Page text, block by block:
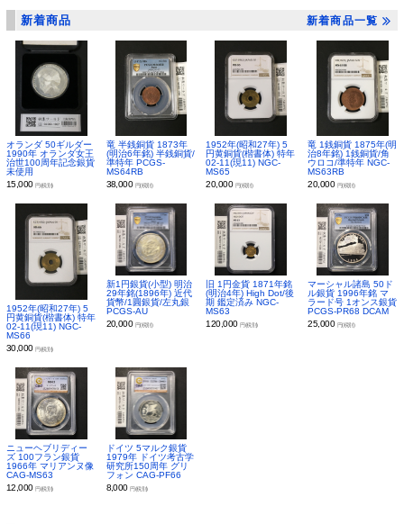
新着商品 新着商品一覧
オランダ 50ギルダー
1990年 オランダ女王
治世100周年記念銀貨
未使用
15,000円(税別)
竜 半銭銅貨 1873年
(明治6年銘) 半銭銅貨/
準特年 PCGS-
MS64RB
38,000 円(税別)
1952年(昭和27年) 5
円黄銅貨(楷書体) 特年
02-11(現11) NGC-
MS65
20,000 円(税別)
竜 1銭銅貨 1875年(明
治8年銘) 1銭銅貨/角
ウロコ/準特年 NGC-
MS63RB
20,000 円(税別)
1952年(昭和27年) 5
円黄銅貨(楷書体) 特年
02-11(現11) NGC-
MS66
30,000円(税別)
新1円銀貨(小型) 明治
29年銘(1896年) 近代
貨幣/1圓銀貨/左丸銀
PCGS-AU
20,000 円(税別)
旧 1円金貨 1871年銘
(明治4年) High Dot/後
期 鑑定済み NGC-
MS63
120,000円(税別)
マーシャル諸島 50ド
ル銀貨 1996年銘 マ
ラード号 1オンス銀貨
PCGS-PR68 DCAM
25,000 円(税別)
ニューヘブリディー
ズ 100フラン銀貨
1966年 マリアンヌ像
CAG-MS63
12,000円(税別)
ドイツ 5マルク銀貨
1979年 ドイツ考古学
研究所150周年 グリ
フォン CAG-PF66
8,000円(税別)